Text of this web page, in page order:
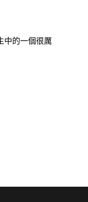
中的一個很厲